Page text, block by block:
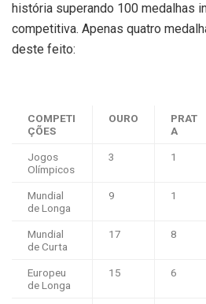
história superando 100 medalhas
competitiva. Apenas quatro
deste feito:
COMPETI
ÇÕES
OURO
PRAT
A
Jogos
Olímpicos
3 1
Mundial
de Longa
9 1
Mundial
de Curta
17 8
Europeu
de Longa
15 6